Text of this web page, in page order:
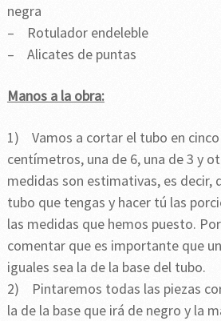
negra
– Rotulador endeleble
– Alicates de puntas
Manos a la obra:
1) Vamos a cortar el tubo en cinco
centímetros, una de 6, una de 3 y
medidas son estimativas, es decir,
tubo que tengas y hacer tú las
las medidas que hemos puesto.
comentar que es importante que
iguales sea la de la base del tubo.
2) Pintaremos todas las piezas
la de la base que irá de negro y la